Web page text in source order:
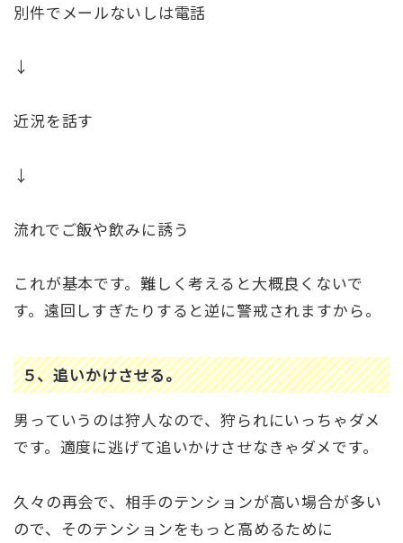
別件でメールないしは電話
↓
近況を話す
↓
流れでご飯や飲みに誘う
これが基本です。難しく考えると大概良くないで
す。遠回しすぎたりすると逆に警戒されますから。
５、追いかけさせる。
男っていうのは狩人なので、狩られにいっちゃダメ
です。適度に逃げて追いかけさせなきゃダメです。
久々の再会で、相手のテンションが高い場合が多い
ので、そのテンションをもっと高めるために